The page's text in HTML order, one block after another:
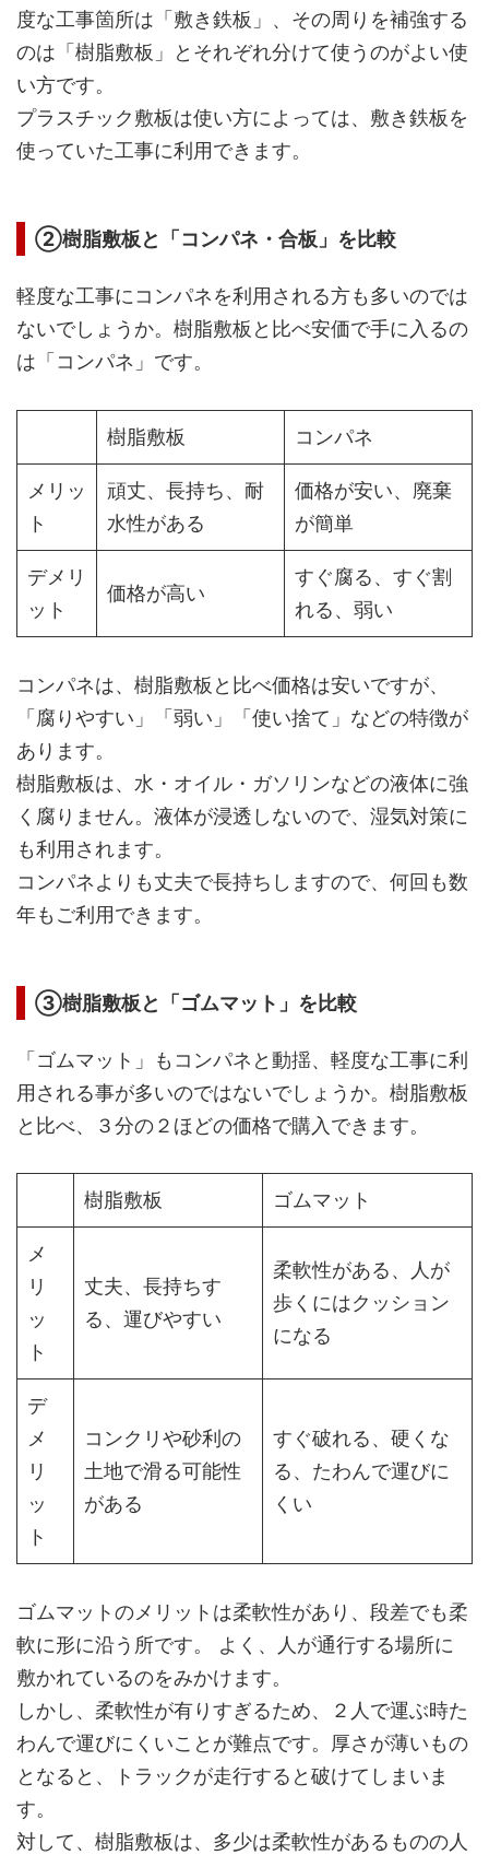
度な工事箇所は「敷き鉄板」、その周りを補強する
のは「樹脂敷板」とそれぞれ分けて使うのがよい使
い方です。
プラスチック敷板は使い方によっては、敷き鉄板を
使っていた工事に利用できます。
②樹脂敷板と「コンパネ・合板」を比較
軽度な工事にコンパネを利用される方も多いのでは
ないでしょうか。樹脂敷板と比べ安価で手に入るの
は「コンパネ」です。
樹脂敷板 コンパネ
メリッ
ト
頑丈、長持ち、耐
水性がある
価格が安い、廃棄
が簡単
デメリ
ット
価格が高い
すぐ腐る、すぐ割
れる、弱い
コンパネは、樹脂敷板と比べ価格は安いですが、
「腐りやすい」「弱い」「使い捨て」などの特徴が
あります。
樹脂敷板は、水・オイル・ガソリンなどの液体に強
く腐りません。液体が浸透しないので、湿気対策に
も利用されます。
コンパネよりも丈夫で長持ちしますので、何回も数
年もご利用できます。
➂樹脂敷板と「ゴムマット」を比較
「ゴムマット」もコンパネと動揺、軽度な工事に利
用される事が多いのではないでしょうか。樹脂敷板
と比べ、３分の２ほどの価格で購入できます。
樹脂敷板 ゴムマット
メ
リ
ッ
ト
丈夫、長持ちす
る、運びやすい
柔軟性がある、人が
歩くにはクッション
になる
デ
メ
リ
ッ
ト
コンクリや砂利の
土地で滑る可能性
がある
すぐ破れる、硬くな
る、たわんで運びに
くい
ゴムマットのメリットは柔軟性があり、段差でも柔
軟に形に沿う所です。 よく、人が通行する場所に
敷かれているのをみかけます。
しかし、柔軟性が有りすぎるため、２人で運ぶ時た
わんで運びにくいことが難点です。厚さが薄いもの
となると、トラックが走行すると破けてしまいま
す。
対して、樹脂敷板は、多少は柔軟性があるものの人